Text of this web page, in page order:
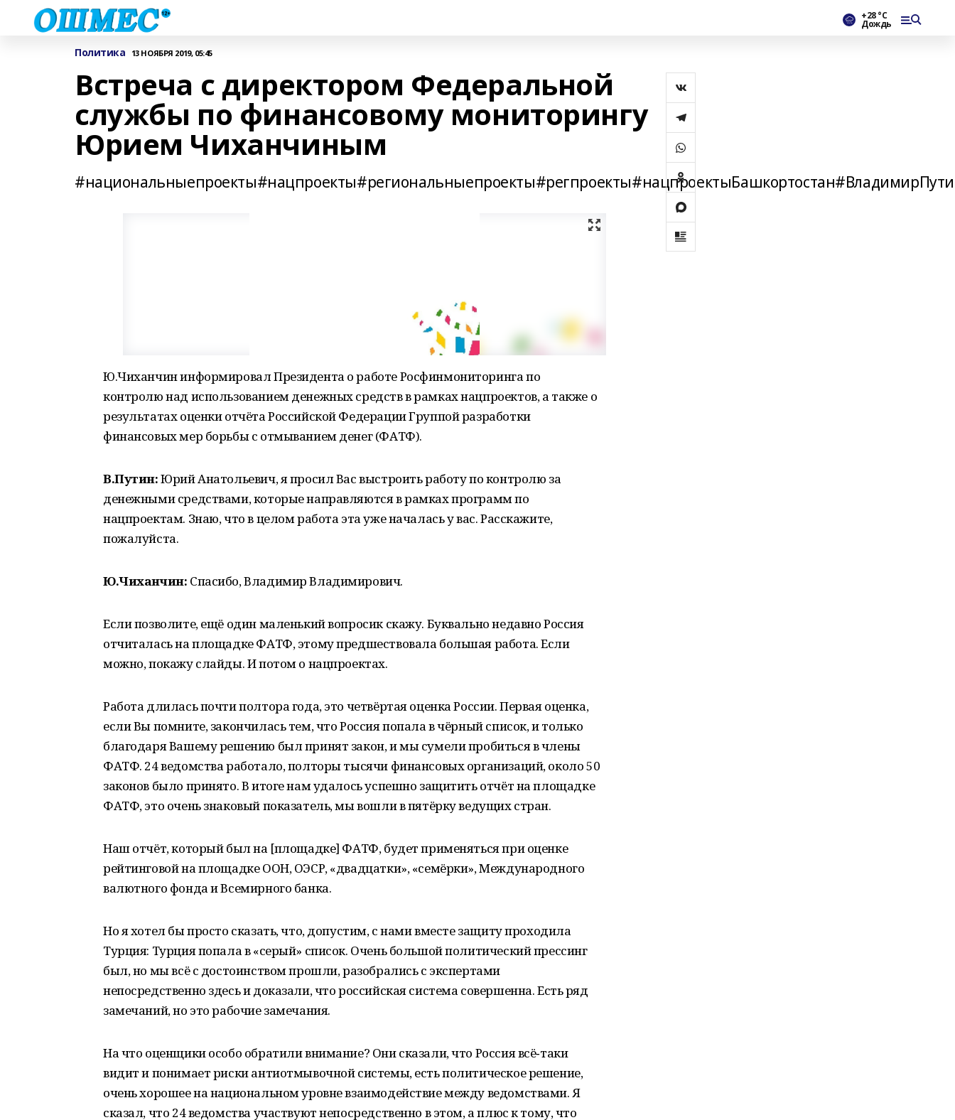
+28 °С
Дождь
Политика 13 НОЯБРЯ 2019, 05:45
Встреча с директором Федеральной
службы по финансовому мониторингу
Юрием Чиханчиным
Ю.Чиханчин информировал Президента о работе Росфинмониторинга по
контролю над использованием денежных средств в рамках нацпроектов, а также о
результатах оценки отчёта Российской Федерации Группой разработки
финансовых мер борьбы с отмыванием денег (ФАТФ).
В.Путин:Юрий Анатольевич, я просил Вас выстроить работу по контролю за
денежными средствами, которые направляются в рамках программ по
нацпроектам. Знаю, что в целом работа эта уже началась у вас. Расскажите,
пожалуйста.
Ю.Чиханчин: Спасибо, Владимир Владимирович.
Если позволите, ещё один маленький вопросик скажу. Буквально недавно Россия
отчиталась на площадке ФАТФ, этому предшествовала большая работа. Если
можно, покажу слайды. И потом о нацпроектах.
Работа длилась почти полтора года, это четвёртая оценка России. Первая оценка,
если Вы помните, закончилась тем, что Россия попала в чёрный список, и только
благодаря Вашему решению был принят закон, и мы сумели пробиться в члены
ФАТФ. 24 ведомства работало, полторы тысячи финансовых организаций, около 50
законов было принято. В итоге нам удалось успешно защитить отчёт на площадке
ФАТФ, это очень знаковый показатель, мы вошли в пятёрку ведущих стран.
Наш отчёт, который был на [площадке] ФАТФ, будет применяться при оценке
рейтинговой на площадке ООН, ОЭСР, «двадцатки», «семёрки», Международного
валютного фонда и Всемирного банка.
Но я хотел бы просто сказать, что, допустим, с нами вместе защиту проходила
Турция: Турция попала в «серый» список. Очень большой политический прессинг
был, но мы всё с достоинством прошли, разобрались с экспертами
непосредственно здесь и доказали, что российская система совершенна. Есть ряд
замечаний, но это рабочие замечания.
На что оценщики особо обратили внимание? Они сказали, что Россия всё‑таки
видит и понимает риски антиотмывочной системы, есть политическое решение,
очень хорошее на национальном уровне взаимодействие между ведомствами. Я
сказал, что 24 ведомства участвуют непосредственно в этом, а плюс к тому, что